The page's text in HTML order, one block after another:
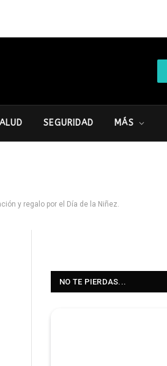
SEGURIDAD MÁS
y regalo por el Día de la Niñez.
NO TE PIERDAS...